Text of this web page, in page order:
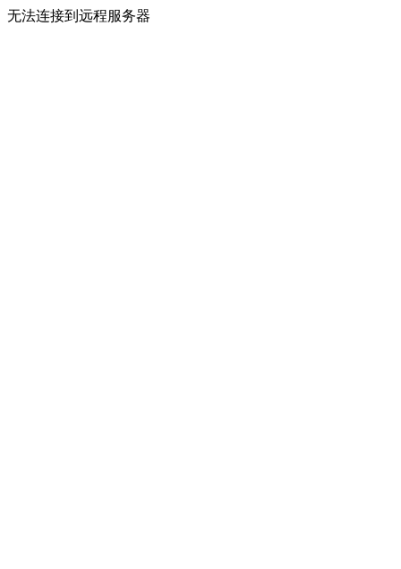
无法连接到远程服务器